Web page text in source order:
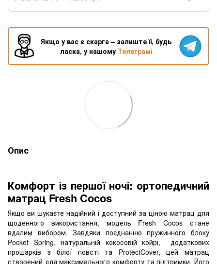
Якщо у вас є скарга – залиште її, будь
ласка, у нашому Телеграмі
Опис
Комфорт із першої ночі: ортопедичний
матрац Fresh Cocos
Якщо ви шукаєте надійний і доступний за ціною матрац для
щоденного використання, модель Fresh Cocos стане
вдалим вибором. Завдяки поєднанню пружинного блоку
Pocket Spring, натуральній кокосовій койрі, додаткових
прошарків з білої повсті та ProtectCover, цей матрац
створений для максимального комфорту та підтримки. Його